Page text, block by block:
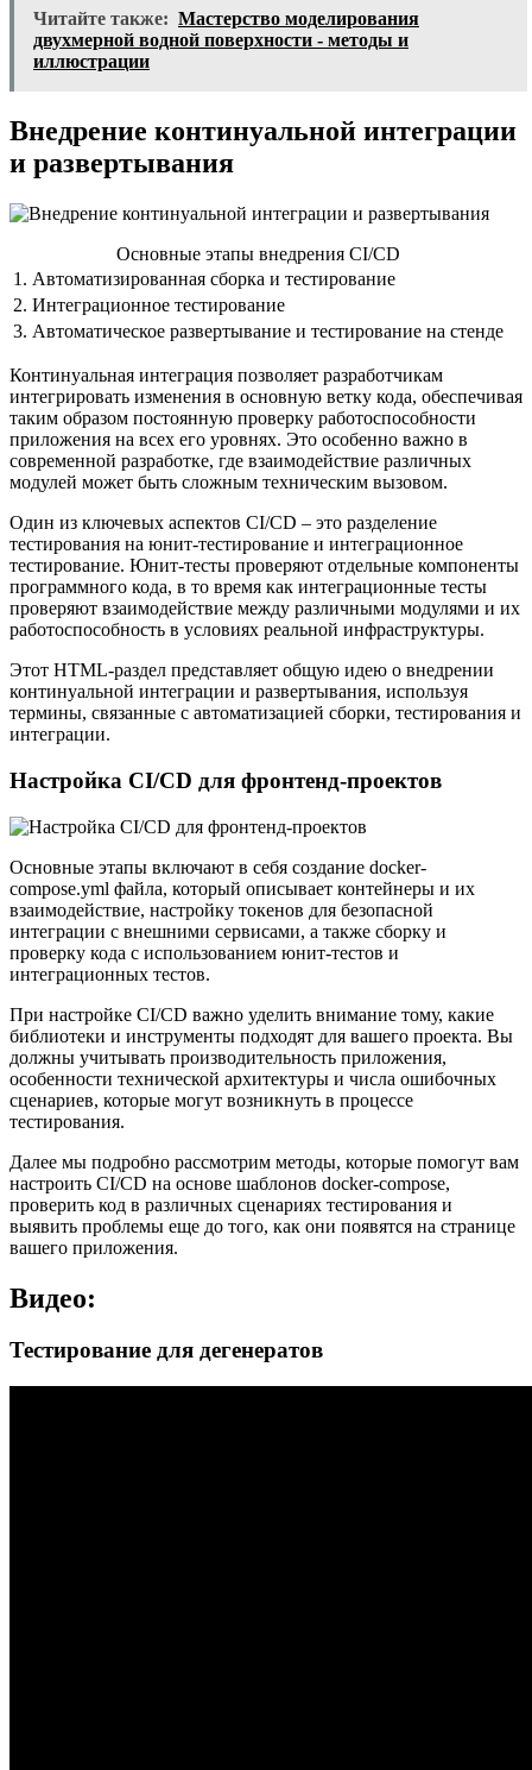
Читайте также: Мастерство моделирования
двухмерной водной поверхности - методы и
иллюстрации
Внедрение континуальной интеграции
и развертывания
Основные этапы внедрения CI/CD
1. Автоматизированная сборка и тестирование
2. Интеграционное тестирование
3. Автоматическое развертывание и тестирование на стенде
Континуальная интеграция позволяет разработчикам
интегрировать изменения в основную ветку кода, обеспечивая
таким образом постоянную проверку работоспособности
приложения на всех его уровнях. Это особенно важно в
современной разработке, где взаимодействие различных
модулей может быть сложным техническим вызовом.
Один из ключевых аспектов CI/CD – это разделение
тестирования на юнит-тестирование и интеграционное
тестирование. Юнит-тесты проверяют отдельные компоненты
программного кода, в то время как интеграционные тесты
проверяют взаимодействие между различными модулями и их
работоспособность в условиях реальной инфраструктуры.
Этот HTML-раздел представляет общую идею о внедрении
континуальной интеграции и развертывания, используя
термины, связанные с автоматизацией сборки, тестирования и
интеграции.
Настройка CI/CD для фронтенд-проектов
Основные этапы включают в себя создание docker-
compose.yml файла, который описывает контейнеры и их
взаимодействие, настройку токенов для безопасной
интеграции с внешними сервисами, а также сборку и
проверку кода с использованием юнит-тестов и
интеграционных тестов.
При настройке CI/CD важно уделить внимание тому, какие
библиотеки и инструменты подходят для вашего проекта. Вы
должны учитывать производительность приложения,
особенности технической архитектуры и числа ошибочных
сценариев, которые могут возникнуть в процессе
тестирования.
Далее мы подробно рассмотрим методы, которые помогут вам
настроить CI/CD на основе шаблонов docker-compose,
проверить код в различных сценариях тестирования и
выявить проблемы еще до того, как они появятся на странице
вашего приложения.
Видео:
Тестирование для дегенератов